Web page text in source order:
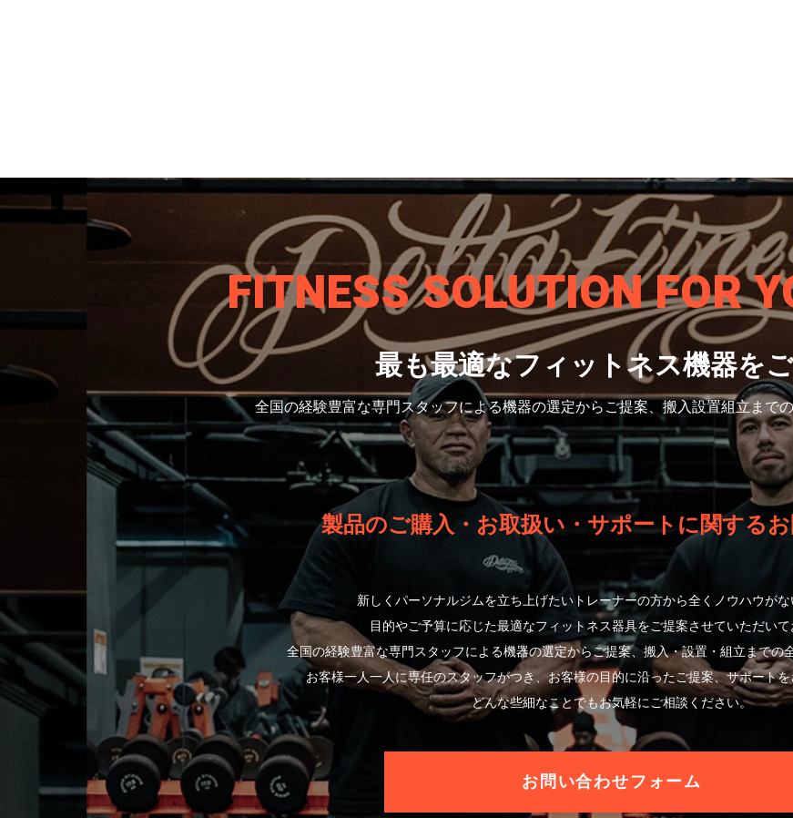
FITNESS SOLUTIONFOR
最も最適なフィットネス機器を
全国の経験豊富な専門スタッフによる機器の選定から ご提案、搬入設置組立まで
製品のご購入・お取扱い・サポートに関する
新しくパーソナルジムを立ち上げたいトレーナーの方から全くノウハウが
目的やご予算に応じた最適なフィットネス器具をご提案させていただいて
全国の経験豊富な専門スタッフによる機器の選定からご提案、搬入・設置・組立までの
お客様一人一人に専任のスタッフがつき、お客様の目的に沿ったご提案、サポート
どんな些細なことでもお気軽にご相談ください。
お問い合わせフォーム